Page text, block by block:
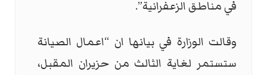
في مناطق الزعفرانية”.
وقالت الوزارة في بيانها ان “اعمال الصيانة
ستستمر لغاية الثالث من حزيران المقبل،